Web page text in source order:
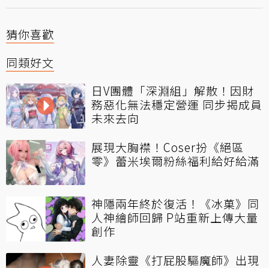
猜你喜歡
同類好文
日V團體「深淵組」解散！因財
務惡化無法穩定營運 同步揭成員
未來去向
展現大胸襟！Coser扮《絕區
零》蕾米埃爾粉絲福利給好給滿
神隱兩年終於復活！《冰菓》同
人神繪師回歸 P站重新上傳大量
創作
人妻除靈《打屁股驅魔師》出現